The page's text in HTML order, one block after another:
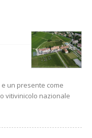
e un presente come
vitivinicolo nazionale